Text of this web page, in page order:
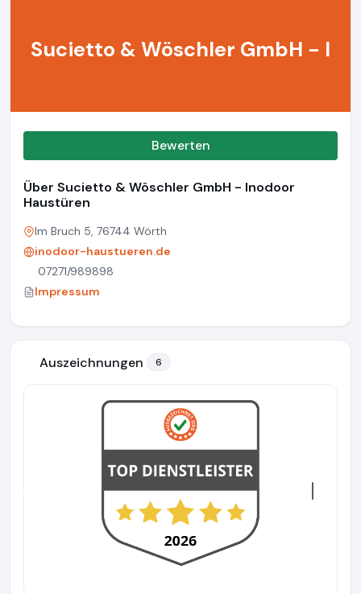
Sucietto & Wöschler GmbH - I
Bewerten
Über Sucietto & Wöschler GmbH - Inodoor
Haustüren
Im Bruch 5, 76744 Wörth
inodoor-haustueren.de
07271/989898
Impressum
Auszeichnungen 6